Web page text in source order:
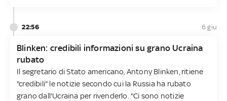
22:56 6 giu
Blinken: credibili informazioni su grano Ucraina
rubato
Il segretario di Stato americano, Antony Blinken, ritiene
"credibili" le notizie secondo cui la Russia ha rubato
grano dall'Ucraina per rivenderlo. "Ci sono notizie